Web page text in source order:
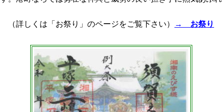
（詳しくは「お祭り」のページをご覧下さい） → お祭り